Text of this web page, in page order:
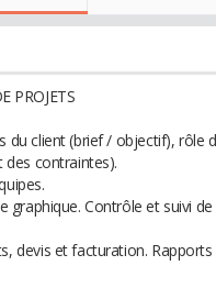
PROJETS
du client (brief / objectif), rôle
contraintes).
graphique. Contrôle et suivi
devis et facturation. Rapports